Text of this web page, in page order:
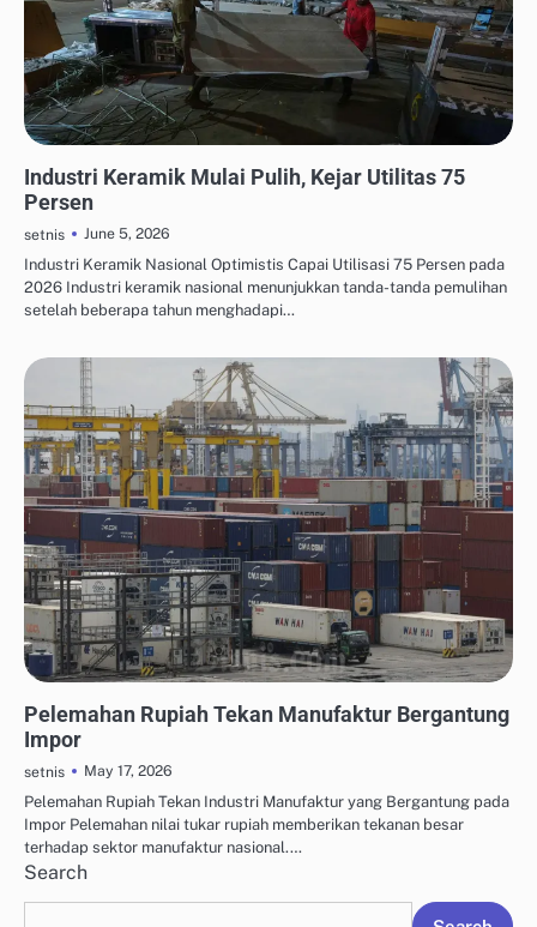
Industri Keramik Mulai Pulih, Kejar Utilitas 75
Persen
setnis
June 5, 2026
Industri Keramik Nasional Optimistis Capai Utilisasi 75 Persen pada
2026 Industri keramik nasional menunjukkan tanda-tanda pemulihan
setelah beberapa tahun menghadapi…
Pelemahan Rupiah Tekan Manufaktur Bergantung
Impor
setnis
May 17, 2026
Pelemahan Rupiah Tekan Industri Manufaktur yang Bergantung pada
Impor Pelemahan nilai tukar rupiah memberikan tekanan besar
terhadap sektor manufaktur nasional.…
Search